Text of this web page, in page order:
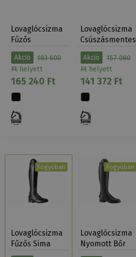
Lovaglócsizma
Fűzős
Csúszásmentes
Magas…
Akció
183 600
Ft helyett
165 240 Ft
Lovaglócsizma
Csúszásmentes
Tattini Ter…
Akció
157 080
Fthelyett
141 372 Ft
Fogyóban
Lovaglócsizma
Fűzős Sima
Bőr…
Fogyóban
Lovaglócsizma
Nyomott Bőr
Tattini Bracco